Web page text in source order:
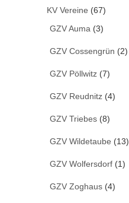
KV Vereine (67)
GZV Auma (3)
GZV Cossengrün (2)
GZV Pöllwitz (7)
GZV Reudnitz (4)
GZV Triebes (8)
GZV Wildetaube (13)
GZV Wolfersdorf (1)
GZV Zoghaus (4)